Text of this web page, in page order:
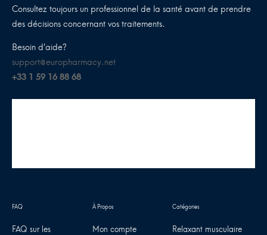
Consultez toujours un professionnel de la santé avant de prendre
des décisions concernant vos traitements.
Besoin d’aide?
support@europharmacy.net
+33 1 59 16 88 68
FAQ sur les
Mon compte Relaxant musculaire